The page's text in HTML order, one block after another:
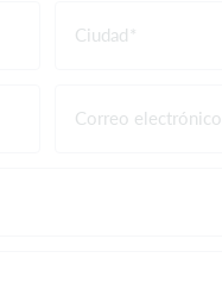
Ciudad
Correo electrónico